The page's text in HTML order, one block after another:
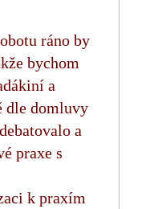
ráno by
bychom
a
dle domluvy
a
praxe s
k praxím